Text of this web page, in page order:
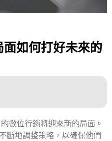
如何打好未來的
數位行銷將迎來新的局面。
斷地調整策略，以確保他們